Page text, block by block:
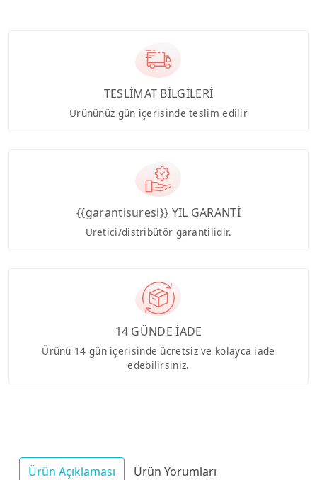
TESLİMAT BİLGİLERİ
Ürününüz gün içerisinde teslim edilir
{{garantisuresi}} YIL GARANTİ
Üretici/distribütör garantilidir.
14 GÜNDE İADE
Ürünü 14 gün içerisinde ücretsiz ve kolayca iade
edebilirsiniz.
Ürün Açıklaması Ürün Yorumları